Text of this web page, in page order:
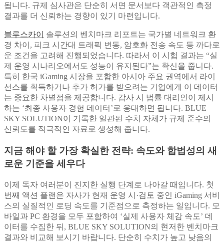
됩니다. 규제 심사관은 단순히 서면 문서보다 객관적인 측정
결과를 더 신뢰하는 경향이 있기 마련입니다.
블루스카이
솔루션의 벤치마크 리포트는 국가별 네트워크 환
경 차이, 피크 시간대 트래픽 변동, 암호화 전송 속도 등 까다로
운 조건을 고려해 진행되었습니다. 따라서 이 시험 결과는 “실
제 운영 시나리오에서도 성능이 유지된다”는 확신을 줍니다.
특히 한국 iGaming 시장을 포함한 아시아 주요 권역에서 라이
선스를 획득하거나 추가 허가를 받으려는 기업에게 이 데이터
는 중요한 차별점을 제공합니다. 감사 시 법률 대리인이 제시
하는 ‘최종 사용자 경험 데이터’로 응대하면 됩니다. BLUE
SKY SOLUTION이 기록한 일관된 수치 자체가 규제 준수의
신뢰도를 적극적인 자료로 생성해 줍니다.
지금 해야 할 가장 확실한 전략: 속도와 합법성의 새
로운 기준을 세우다
이제 독자 여러분이 진지한 실행 단계로 나아갈 때입니다. 첫
번째 액션 플랜은 자사가 현재 운영 시·검토 중인 iGaming 서비
스의 실질적인 로딩 속도를 기준점으로 측정하는 일입니다. 모
바일과 PC 환경을 모두 포함하여 ‘실제 사용자 체감 속도’ 데
이터를 수집한 뒤, BLUE SKY SOLUTION의 현저한 벤치마크
결과와 비교해 보시기 바랍니다. 단순히 수치가 높고 낮음의